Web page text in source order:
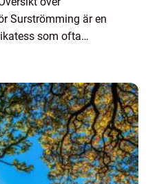
Surströmming är en
som ofta